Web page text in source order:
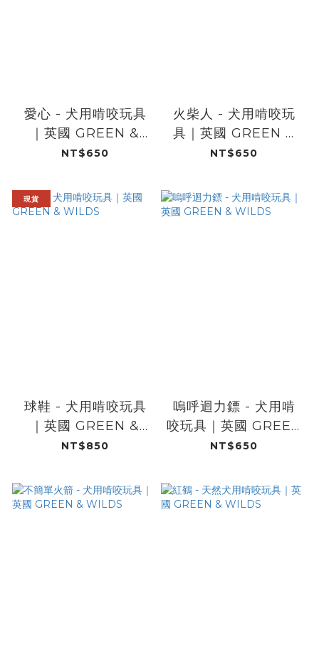
愛心 - 犬用啃咬玩具
｜英國 GREEN &
WILDS
NT$650
火柴人 - 犬用啃咬玩
具｜英國 GREEN &
WILDS
NT$650
現貨
球鞋 - 犬用啃咬玩具
｜英國 GREEN &
WILDS
NT$850
嗚呼迴力鏢 - 犬用啃
咬玩具｜英國 GREEN
& WILDS
NT$650